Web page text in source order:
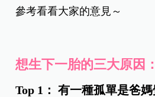
參考看看大家的意見～
想生下一胎的三大原因：
Top 1： 有一種孤單是爸